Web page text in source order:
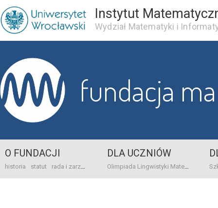
Instytut
Wydział Matematyki i
fundacja
O FUNDACJI
historia statut rada i zarząd dane bankowo-adresowe kontakt
DLA UCZNIÓW
Olimpiada Lingwistyki Matematycznej